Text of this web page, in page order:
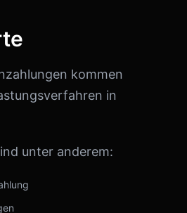
kommen
in
unter anderem: